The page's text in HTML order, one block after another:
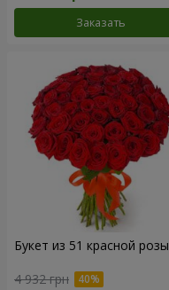
Заказать
Букет из 51 красной розы
4 932 грн